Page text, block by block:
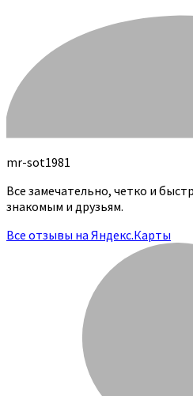
mr-sot1981
Все замечательно, четко и
знакомым и друзьям.
Все отзывы на Яндекс.Карты